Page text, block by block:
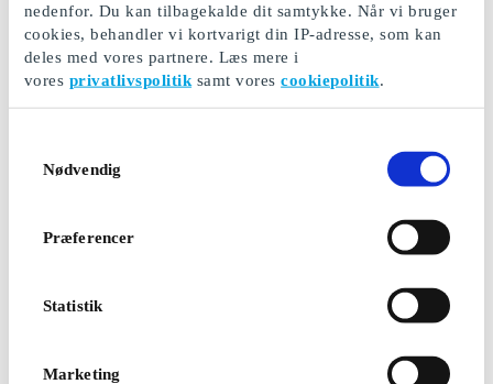
nedenfor. Du kan tilbagekalde dit samtykke. Når vi bruger
cookies, behandler vi kortvarigt din IP-adresse, som kan
deles med vores partnere. Læs mere i
vores privatlivspolitik samt vorescookiepolitik.
Nødvendig
Præferencer
Statistik
Marketing